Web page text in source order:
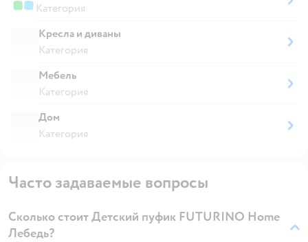
Категория
Кресла и диваны
Категория
Мебель
Категория
Дом
Категория
Часто задаваемые вопросы
Сколько стоит Детский пуфик FUTURINO Home
Лебедь?